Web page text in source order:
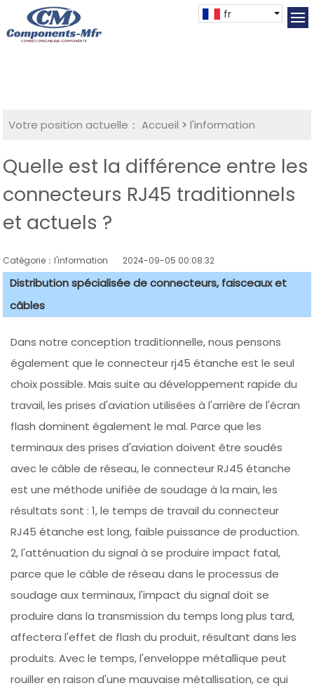
fr
Votre position actuelle： Accueil >l'information
Quelle est la différence entre les
connecteurs RJ45 traditionnels
et actuels ?
Catégorie：l'information 2024-09-05 00:08:32
Distribution spécialisée de connecteurs, faisceaux et
câbles
Dans notre conception traditionnelle, nous pensons
également que le connecteur rj45 étanche est le seul
choix possible. Mais suite au développement rapide du
travail, les prises d'aviation utilisées à l'arrière de l'écran
flash dominent également le mal. Parce que les
terminaux des prises d'aviation doivent être soudés
avec le câble de réseau, le connecteur RJ45 étanche
est une méthode unifiée de soudage à la main, les
résultats sont : 1, le temps de travail du connecteur
RJ45 étanche est long, faible puissance de production.
2, l'atténuation du signal à se produire impact fatal,
parce que le câble de réseau dans le processus de
soudage aux terminaux, l'impact du signal doit se
produire dans la transmission du temps long plus tard,
affectera l'effet de flash du produit, résultant dans les
produits. Avec le temps, l'enveloppe métallique peut
rouiller en raison d'une mauvaise métallisation, ce qui